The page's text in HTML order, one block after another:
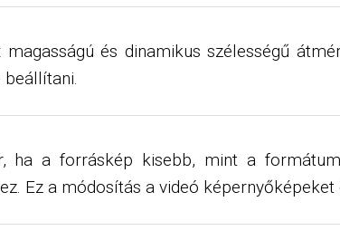
és dinamikus szélességű
ha a forráskép kisebb, mint a
Ez a módosítás a videó